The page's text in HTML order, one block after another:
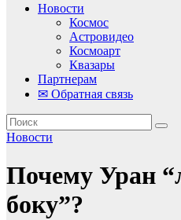
Новости
Космос
Астровидео
Космоарт
Квазары
Партнерам
✉ Обратная связь
Новости
Почему Уран
боку”?